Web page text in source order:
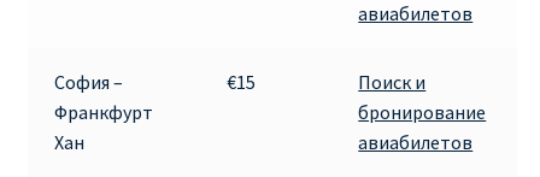
Барселона
БИЛЕТЫ RYANAIR | ПОИСК ЛУЧШЕЙ ЦЕНЫ |
авиабилетов
София –
Франкфурт
Хан
€15
Поиск и
бронирование
авиабилетов